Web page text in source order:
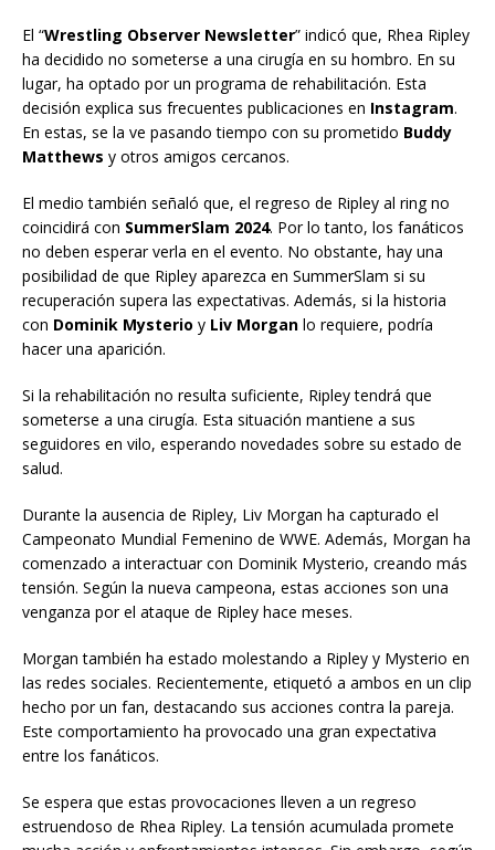
El “Wrestling Observer Newsletter” indicó que, Rhea Ripley
ha decidido no someterse a una cirugía en su hombro. En su
lugar, ha optado por un programa de rehabilitación. Esta
decisión explica sus frecuentes publicaciones en Instagram.
En estas, se la ve pasando tiempo con su prometido Buddy
Matthews y otros amigos cercanos.
El medio también señaló que, el regreso de Ripley al ring no
coincidirá con SummerSlam 2024. Por lo tanto, los fanáticos
no deben esperar verla en el evento. No obstante, hay una
posibilidad de que Ripley aparezca en SummerSlam si su
recuperación supera las expectativas. Además, si la historia
con Dominik Mysterio y Liv Morgan lo requiere, podría
hacer una aparición.
Si la rehabilitación no resulta suficiente, Ripley tendrá que
someterse a una cirugía. Esta situación mantiene a sus
seguidores en vilo, esperando novedades sobre su estado de
salud.
Durante la ausencia de Ripley, Liv Morgan ha capturado el
Campeonato Mundial Femenino de WWE. Además, Morgan ha
comenzado a interactuar con Dominik Mysterio, creando más
tensión. Según la nueva campeona, estas acciones son una
venganza por el ataque de Ripley hace meses.
Morgan también ha estado molestando a Ripley y Mysterio en
las redes sociales. Recientemente, etiquetó a ambos en un clip
hecho por un fan, destacando sus acciones contra la pareja.
Este comportamiento ha provocado una gran expectativa
entre los fanáticos.
Se espera que estas provocaciones lleven a un regreso
estruendoso de Rhea Ripley. La tensión acumulada promete